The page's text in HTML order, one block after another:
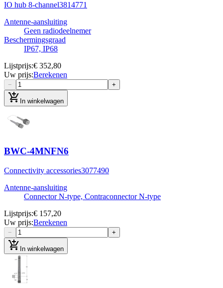
IO hub 8-channel3814771
Antenne-aansluiting
Geen radiodeelnemer
Beschermingsgraad
IP67, IP68
Lijstprijs:€ 352,80
Uw prijs:Berekenen
− +
add_shopping_cart In winkelwagen
BWC-4MNFN6
Connectivity accessories3077490
Antenne-aansluiting
Connector N-type, Contraconnector N-type
Lijstprijs:€ 157,20
Uw prijs:Berekenen
− +
add_shopping_cart In winkelwagen